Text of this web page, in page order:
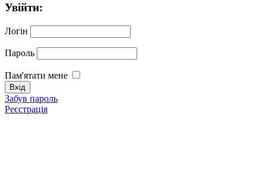
Увійти:
Логін
Пароль
Пам'ятати мене
Забув пароль
Реєстрація